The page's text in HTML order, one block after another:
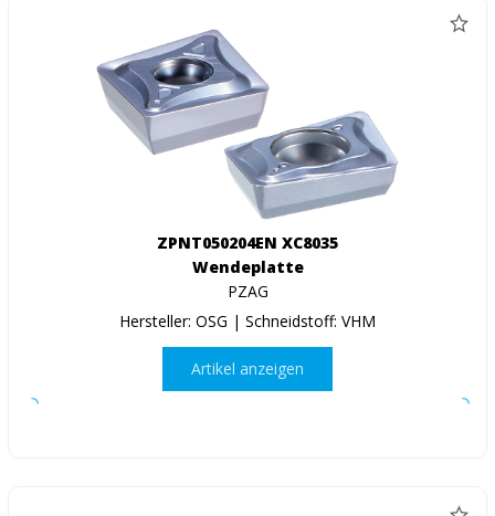
ZPNT050204EN XC8035
Wendeplatte
PZAG
Hersteller: OSG | Schneidstoff: VHM
Artikel anzeigen